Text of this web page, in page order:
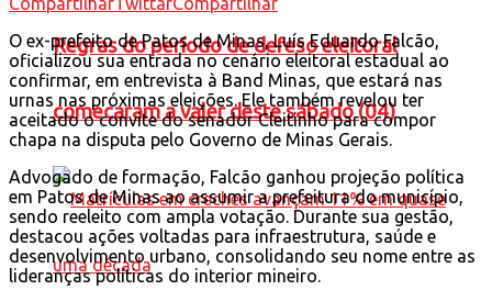
Regras do período de defeso eleitoral
comecaram a valer deste sábado (04)
O ex-prefeito dePatos de Minas,Luís Eduardo Falcão,
oficializou sua entrada no cenário eleitoral estadual ao
confirmar, em entrevista à Band Minas, que estará nas
urnas nas próximas eleições. Ele também revelou ter
aceitado o convite do senadorCleitinhopara compor
chapa na disputa pelo Governo de Minas Gerais.
Advogado de formação, Falcão ganhou projeção política
em Patos de Minas ao assumir a prefeitura do município,
sendo reeleito com ampla votação. Durante sua gestão,
destacou ações voltadas para infraestrutura, saúde e
desenvolvimento urbano, consolidando seu nome entre as
lideranças políticas do interior mineiro.